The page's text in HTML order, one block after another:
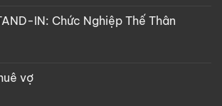
IN: Chức Nghiệp Thế Thân
vợ